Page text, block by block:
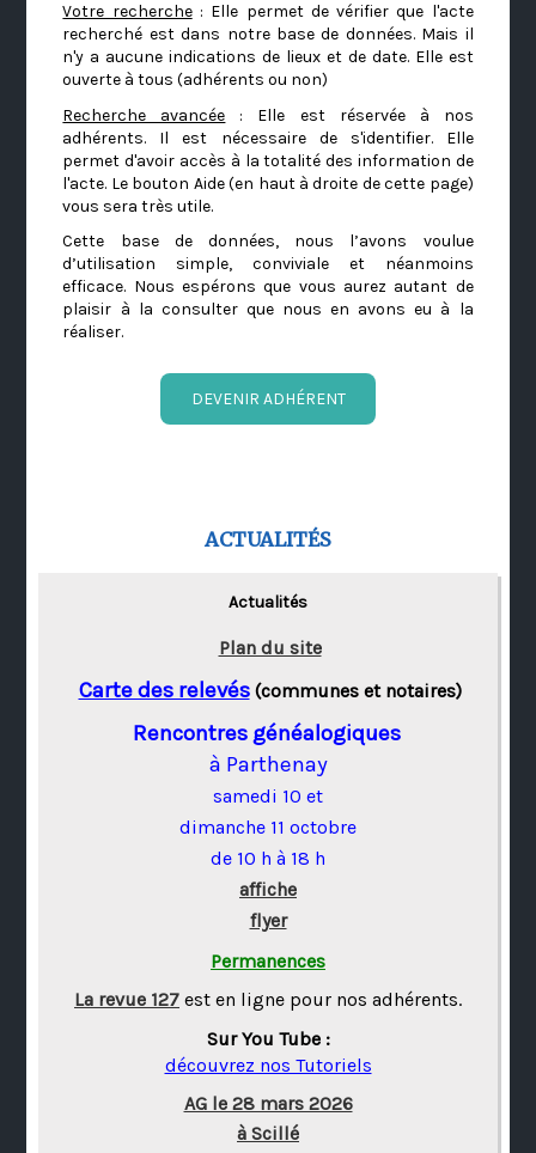
Votre recherche: Elle permet de vérifier que l'acte
recherché est dans notre base de données. Mais il
n'y a aucune indications de lieux et de date. Elle est
ouverte à tous (adhérents ou non)
Recherche avancée : Elle est réservée à nos
adhérents. Il est nécessaire de s'identifier. Elle
permet d'avoir accès à la totalité des information de
l'acte. Le bouton Aide (en haut à droite de cette page)
vous sera très utile.
Cette base de données, nous l’avons voulue
d’utilisation simple, conviviale et néanmoins
efficace. Nous espérons que vous aurez autant de
plaisir à la consulter que nous en avons eu à la
réaliser.
DEVENIR ADHÉRENT
ACTUALITÉS
Actualités
Plan du site
Carte des relevés(communes et notaires)
Rencontres généalogiques
à Parthenay
samedi 10 et
dimanche 11 octobre
de 10 h à 18 h
affiche
flyer
Permanences
La revue 127 est en ligne pour nos adhérents.
Sur You Tube :
découvrez nos Tutoriels
AG le 28 mars 2026
à Scillé